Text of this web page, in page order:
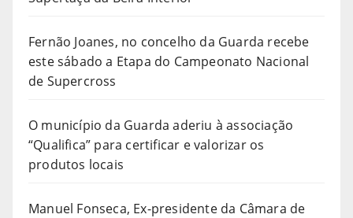
Fernão Joanes, no concelho da Guarda recebe
este sábado a Etapa do Campeonato Nacional
de Supercross
O município da Guarda aderiu à associação
“Qualifica” para certificar e valorizar os
produtos locais
Manuel Fonseca, Ex-presidente da Câmara de